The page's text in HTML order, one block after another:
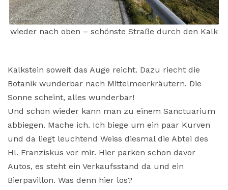
wieder nach oben – schönste Straße durch den Kalk
Kalkstein soweit das Auge reicht. Dazu riecht die
Botanik wunderbar nach Mittelmeerkräutern. Die
Sonne scheint, alles wunderbar!
Und schon wieder kann man zu einem Sanctuarium
abbiegen. Mache ich. Ich biege um ein paar Kurven
und da liegt leuchtend Weiss diesmal die Abtei des
Hl. Franziskus vor mir. Hier parken schon davor
Autos, es steht ein Verkaufsstand da und ein
Bierpavillon. Was denn hier los?